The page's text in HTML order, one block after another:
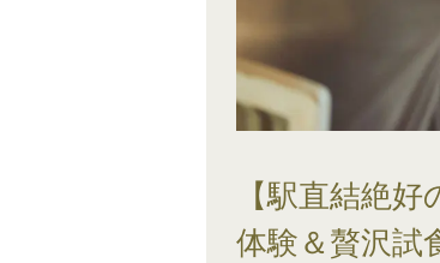
【駅直結絶
体験＆贅沢試